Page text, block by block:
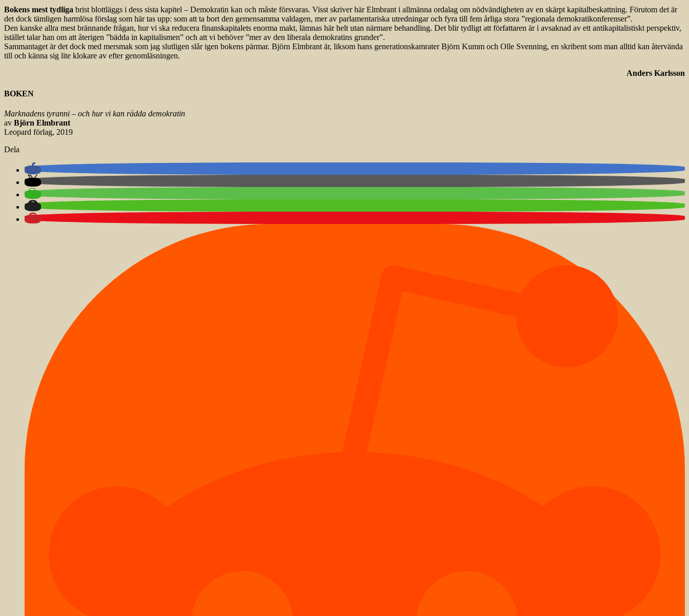
Bokens mest tydliga brist blottläggs i dess sista kapitel – Demokratin kan och måste försvaras. Visst skriver här Elmbrant i allmänna ordalag om nödvändigheten av en skärpt kapitalbeskattning. Förutom det är
det dock tämligen harmlösa förslag som här tas upp: som att ta bort den gemensamma valdagen, mer av parlamentariska utredningar och fyra till fem årliga stora ”regionala demokratikonferenser”.
Den kanske allra mest brännande frågan, hur vi ska reducera finanskapitalets enorma makt, lämnas här helt utan närmare behandling. Det blir tydligt att författaren är i avsaknad av ett antikapitalistiskt perspektiv,
istället talar han om att återigen ”bädda in kapitalismen” och att vi behöver ”mer av den liberala demokratins grunder”.
Sammantaget är det dock med mersmak som jag slutligen slår igen bokens pärmar. Björn Elmbrant är, liksom hans generationskamrater Björn Kumm och Olle Svenning, en skribent som man alltid kan återvända
till och känna sig lite klokare av efter genomläsningen.
Anders Karlsson
BOKEN
Marknadens tyranni – och hur vi kan rädda demokratin
av Björn Elmbrant
Leopard förlag, 2019
Dela